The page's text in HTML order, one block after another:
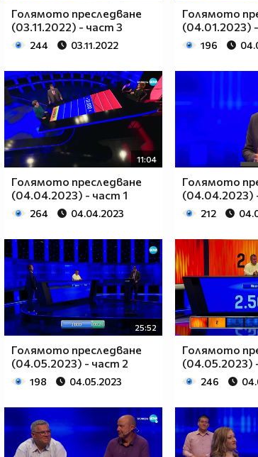
Голямото преследване
(03.11.2022) - част 3
244 03.11.2022
Голямото
(04.01.2023)
196
11:04
Голямото преследване
(04.04.2023) - част 1
264 04.04.2023
Голямото
(04.04.2023)
212
25:52
Голямото преследване
(04.05.2023) - част 2
198 04.05.2023
Голямото
(04.05.2023)
246